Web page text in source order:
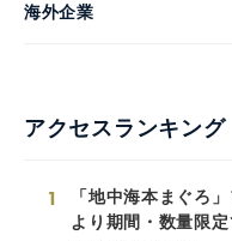
海外企業
アクセスランキング
1
「地中海本まぐろ
より期間・数量限